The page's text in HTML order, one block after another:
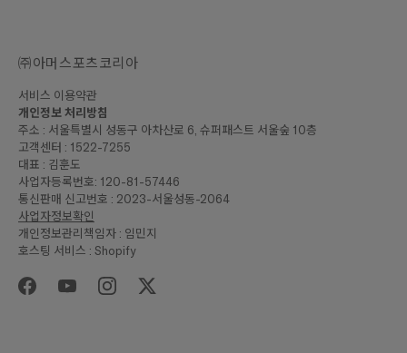
합계
㈜아머스포츠코리아
서비스 이용약관
개인정보 처리방침
주소 : 서울특별시 성동구 아차산로 6, 슈퍼패스트 서울숲 10층
고객센터 : 1522-7255
대표 : 김훈도
사업자등록번호: 120-81-57446
통신판매 신고번호 : 2023-서울성동-2064
사업자정보확인
개인정보관리책임자 : 임민지
호스팅 서비스 : Shopify